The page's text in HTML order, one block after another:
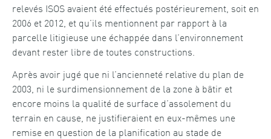
relevés ISOS avaient été effectués postérieurement, soit en
2006 et 2012, et qu’ils mentionnent par rapport à la
parcelle litigieuse une échappée dans l’environnement
devant rester libre de toutes constructions.
Après avoir jugé que ni l’ancienneté relative du plan de
2003, ni le surdimensionnement de la zone à bâtir et
encore moins la qualité de surface d’assolement du
terrain en cause, ne justifieraient en eux-mêmes une
remise en question de la planification au stade de